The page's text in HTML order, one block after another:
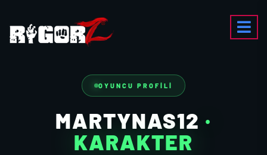
OYUNCU PROFILI
MARTYNAS12 ·
KARAKTER